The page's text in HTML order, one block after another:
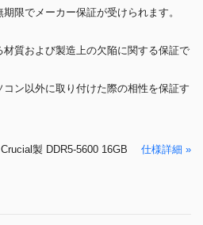
限でメーカー保証が受けられます。
質および製造上の欠陥に関する保証で
ン以外に取り付けた際の相性を保証す
製 DDR5-5600 16GB 仕様詳細 »